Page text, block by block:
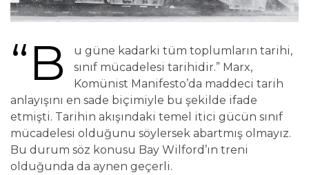
“B
u güne kadarki tüm toplumların tarihi,
sınıf mücadelesi tarihidir.” Marx,
Komünist Manifesto’da maddeci tarih
anlayışını en sade biçimiyle bu şekilde ifade
etmişti. Tarihin akışındaki temel itici gücün sınıf
mücadelesi olduğunu söylersek abartmış olmayız.
Bu durum söz konusu Bay Wilford’ın treni
olduğunda da aynen geçerli.